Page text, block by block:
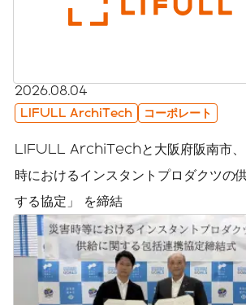
2026.08.04
LIFULL ArchiTech コーポレート
LIFULL ArchiTechと大阪府阪南市、
時におけるインスタントプロダクツの
する協定」 を締結